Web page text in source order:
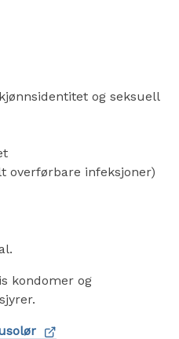
og seksuell
overførbare infeksjoner)
kondomer og